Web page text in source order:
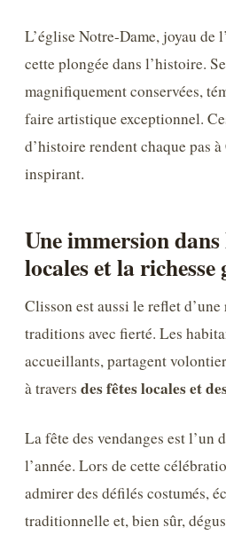
L’église Notre-Dame, joyau de
cette plongée dans l’histoire.
magnifiquement conservées,
faire artistique exceptionnel.
d’histoire rendent chaque pas
inspirant.
Une immersion
locales et la
Clisson est aussi le reflet
traditions avec fierté. Les
accueillants, partagent
à travers des fêtes locales et
La fête des vendanges est l’un
l’année. Lors de cette
admirer des défilés costumés,
traditionnelle et, bien sûr,